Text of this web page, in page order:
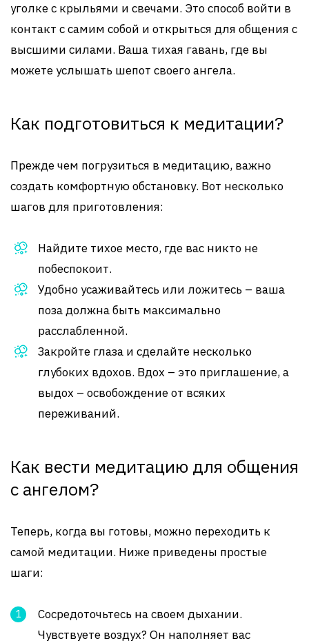
уголке с крыльями и свечами. Это способ войти в
контакт с самим собой и открыться для общения с
высшими силами. Ваша тихая гавань, где вы
можете услышать шепот своего ангела.
Как подготовиться к медитации?
Прежде чем погрузиться в медитацию, важно
создать комфортную обстановку. Вот несколько
шагов для приготовления:
Найдите тихое место, где вас никто не
побеспокоит.
Удобно усаживайтесь или ложитесь – ваша
поза должна быть максимально
расслабленной.
Закройте глаза и сделайте несколько
глубоких вдохов. Вдох – это приглашение, а
выдох – освобождение от всяких
переживаний.
Как вести медитацию для общения
с ангелом?
Теперь, когда вы готовы, можно переходить к
самой медитации. Ниже приведены простые
шаги:
Сосредоточьтесь на своем дыхании.
Чувствуете воздух? Он наполняет вас